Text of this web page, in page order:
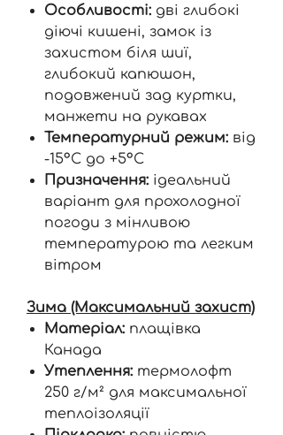
Особливості: дві глибокі
діючі кишені, замок із
захистом біля шиї,
глибокий капюшон,
подовжений зад куртки,
манжети на рукавах
Температурний режим: від
-15°C до +5°C
Призначення: ідеальний
варіант для прохолодної
погоди з мінливою
температурою та легким
вітром
Зима (Максимальний захист)
Матеріал: плащівка
Канада
Утеплення: термолофт
250 г/м² для максимальної
теплоізоляції